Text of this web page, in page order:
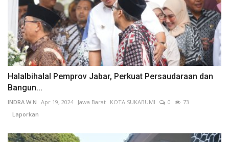
Halalbihalal Pemprov Jabar, Perkuat Persaudaraan dan
Bangun...
INDRA W N Apr 19, 2024 Jawa Barat KOTA SUKABUMI 0
73
Laporkan